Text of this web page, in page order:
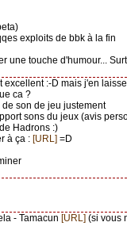
exploits de bbk à la fin
une touche d'humour...
excellent :-D mais j'en
ca ?
son de jeu justement
sons du jeux (avis
Hadrons :)
à ça : [URL] =D
- Tamacun [URL] (si vous